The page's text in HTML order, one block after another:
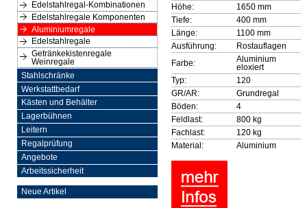
Edelstahlregal-Kombinationen
Edelstahlregale Komponenten
Aluminiumregale
Edelstahlregale
Getränkekistenregale
Weinregale
Stahlschränke
Werkstattbedarf
Kästen und Behälter
Lagerbühnen
Leitern
Regalprüfung
Angebote
Arbeitssicherheit
Neue Artikel
Höhe:
1650 mm
Tiefe:
400 mm
Länge:
1100 mm
Ausführung:
Rostauflagen
Farbe:
Aluminium
eloxiert
Typ:
120
GR/AR:
Grundregal
Böden:
4
Feldlast:
800 kg
Fachlast:
120 kg
Material:
Aluminium